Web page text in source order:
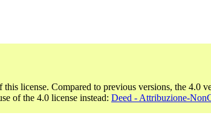
license. Compared to previous versions, the 4.0
of the 4.0 license instead: Deed - Attribuzione-